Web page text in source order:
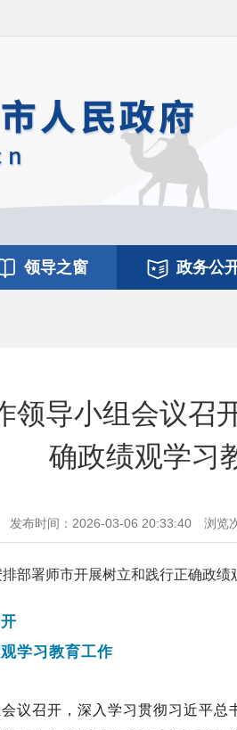
领导之窗 政务公
领导小组会议召
确政绩观学习
发布时间：2026-03-06 20:33:40 浏览
部署师市开展树立和践行正确政绩
学习教育工作
议召开，深入学习贯彻习近平